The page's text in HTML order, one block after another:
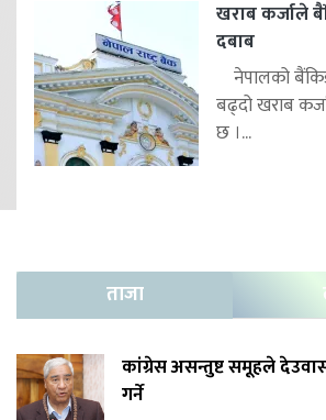
खराब कर्जाले
दबाब
नेपालको
बढ्दो खराब
छ ।...
ताजा
कांग्रेस असन्तुष्ट समूहले
गर्ने